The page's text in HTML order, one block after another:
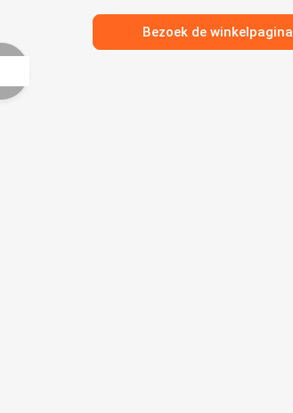
Bezoek de winkelpagina